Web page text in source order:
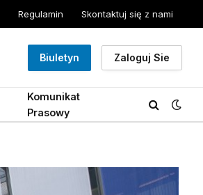
Regulamin Skontaktuj się z nami
Biuletyn Zaloguj Sie
Komunikat
Prasowy